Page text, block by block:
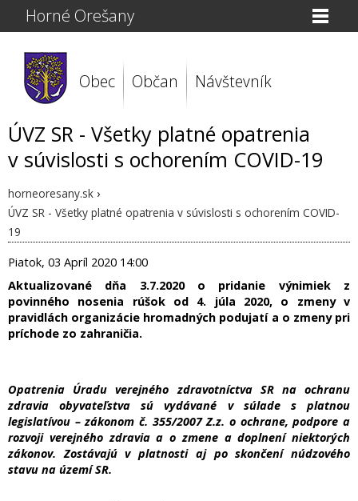
Horné Orešany
Obec Občan Návštevník
ÚVZ SR - Všetky platné opatrenia
v súvislosti s ochorením COVID-19
horneoresany.sk ›
ÚVZ SR - Všetky platné opatrenia v súvislosti s ochorením COVID-
19
Piatok, 03 Apríl 2020 14:00
Aktualizované dňa 3.7.2020 o pridanie výnimiek z
povinného nosenia rúšok od 4. júla 2020, o zmeny v
pravidlách organizácie hromadných podujatí a o zmeny pri
príchode zo zahraničia.
Opatrenia Úradu verejného zdravotníctva SR na ochranu
zdravia obyvateľstva sú vydávané v súlade s platnou
legislatívou – zákonom č. 355/2007 Z.z. o ochrane, podpore a
rozvoji verejného zdravia a o zmene a doplnení niektorých
zákonov. Zostávajú v platnosti aj po skončení núdzového
stavu na území SR.